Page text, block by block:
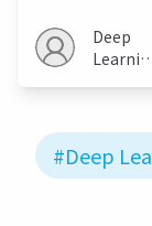
to-Image
Deep
#Deep